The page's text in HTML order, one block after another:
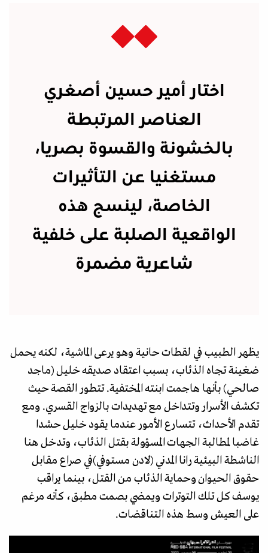
اختار أمير حسين أصغري
العناصر المرتبطة
بالخشونة والقسوة بصريا،
مستغنيا عن التأثيرات
الخاصة، لينسج هذه
الواقعية الصلبة على خلفية
شاعرية مضمرة
يظهر الطبيب في لقطات حانية وهو يرعى الماشية، لكنه يحمل
ضغينة تجاه الذئاب، بسبب اعتقاد صديقه خليل (ماجد
صالحي) بأنها هاجمت ابنته المختفية. تتطور القصة حيث
تكشف الأسرار وتتداخل مع تهديدات بالزواج القسري. ومع
تقدم الأحداث، تتسارع الأمور عندما يقود خليل حشدا
غاضبا لمطالبة الجهات المسؤولة بقتل الذئاب، وتدخل هنا
الناشطة البيئية رانا المدني (لادن مستوفي)في صراع مقابل
حقوق الحيوان وحماية الذئاب من القتل، بينما يراقب
يوسف كل تلك التوترات ويمضي بصمت مطبق، كأنه مرغم
على العيش وسط هذه التناقضات.